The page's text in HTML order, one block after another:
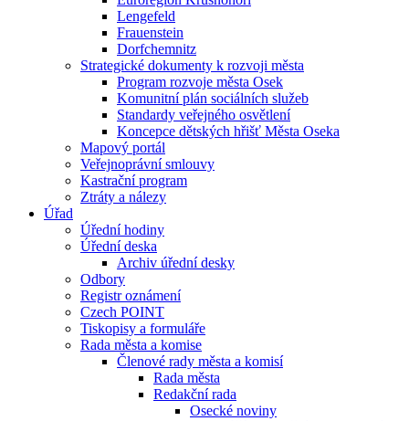
Lengefeld
Frauenstein
Dorfchemnitz
Strategické dokumenty k rozvoji města
Program rozvoje města Osek
Komunitní plán sociálních služeb
Standardy veřejného osvětlení
Koncepce dětských hřišť Města Oseka
Mapový portál
Veřejnoprávní smlouvy
Kastrační program
Ztráty a nálezy
Úřad
Úřední hodiny
Úřední deska
Archiv úřední desky
Odbory
Registr oznámení
Czech POINT
Tiskopisy a formuláře
Rada města a komise
Členové rady města a komisí
Rada města
Redakční rada
Osecké noviny